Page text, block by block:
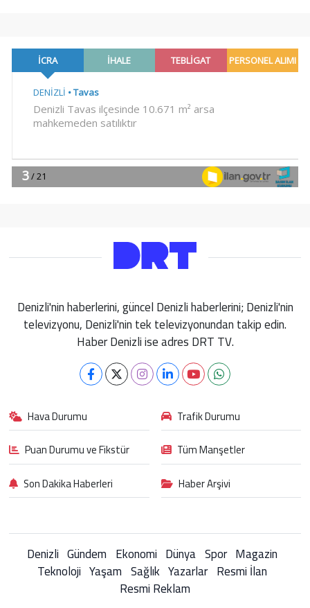
Denizli'nin haberlerini, güncel Denizli haberlerini; Denizli'nin
televizyonu, Denizli'nin tek televizyonundan takip edin.
Haber Denizli ise adres DRT TV.
Hava Durumu
Trafik Durumu
Puan Durumu ve Fikstür
Tüm Manşetler
Son Dakika Haberleri
Haber Arşivi
Denizli Gündem Ekonomi Dünya Spor Magazin
Teknoloji Yaşam Sağlık Yazarlar Resmi İlan
Resmi Reklam